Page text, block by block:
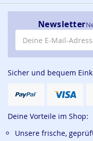
Newsletter
E-Mail-Adresse
Sicher und bequem
Deine Vorteile im Shop:
Unsere frische,